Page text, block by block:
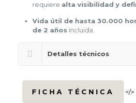
requiere alta visibilidad y
Vida útil de hasta 30.000
de 2 años incluida.
Detalles técnicos
FICHA TÉCNICA </>